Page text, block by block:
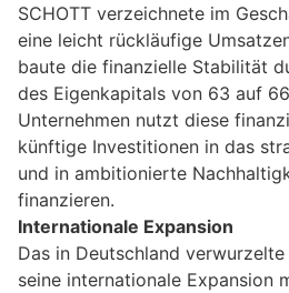
SCHOTT verzeichnete im
eine leicht rückläufige
baute die finanzielle Stabilität
des Eigenkapitals von 63 auf
Unternehmen nutzt diese
künftige Investitionen in das
und in ambitionierte
finanzieren.
Internationale Expansion
Das in Deutschland
seine internationale Expansion